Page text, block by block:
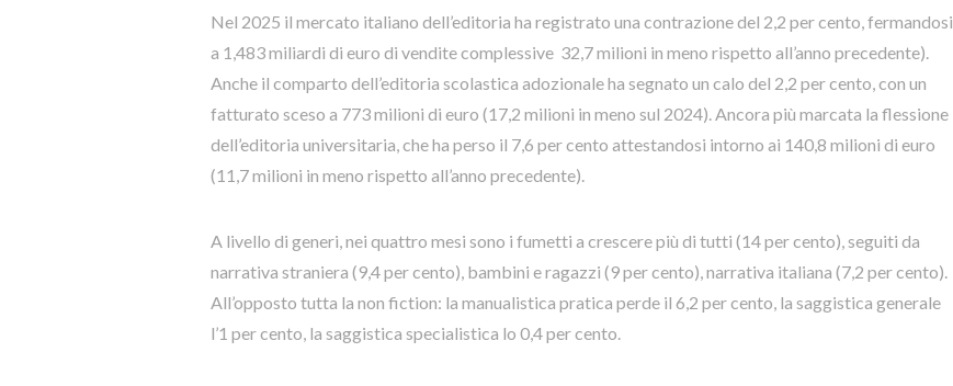
Nel 2025 il mercato italiano dell’editoria ha registrato una contrazione del 2,2 per cento, fermandosi
a 1,483 miliardi di euro di vendite complessive 32,7 milioni in meno rispetto all’anno precedente).
Anche il comparto dell’editoria scolastica adozionale ha segnato un calo del 2,2 per cento, con un
fatturato sceso a 773 milioni di euro (17,2 milioni in meno sul 2024). Ancora più marcata la flessione
dell’editoria universitaria, che ha perso il 7,6 per cento attestandosi intorno ai 140,8 milioni di euro
(11,7 milioni in meno rispetto all’anno precedente).
A livello di generi, nei quattro mesi sono i fumetti a crescere più di tutti (14 per cento), seguiti da
narrativa straniera (9,4 per cento), bambini e ragazzi (9 per cento), narrativa italiana (7,2 per cento).
All’opposto tutta la non fiction: la manualistica pratica perde il 6,2 per cento, la saggistica generale
l’1 per cento, la saggistica specialistica lo 0,4 per cento.